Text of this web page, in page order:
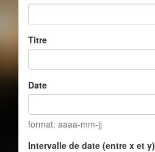
Titre
Date
format: aaaa-mm-jj
Intervalle de date (entre x et y)